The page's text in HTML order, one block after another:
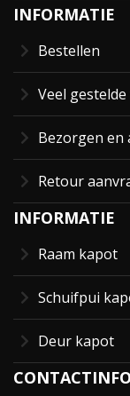
INFORMATIE
Bestellen
Veel
Bezorgen en
Retour
INFORMATIE
Raam kapot
Schuifpui
Deur kapot